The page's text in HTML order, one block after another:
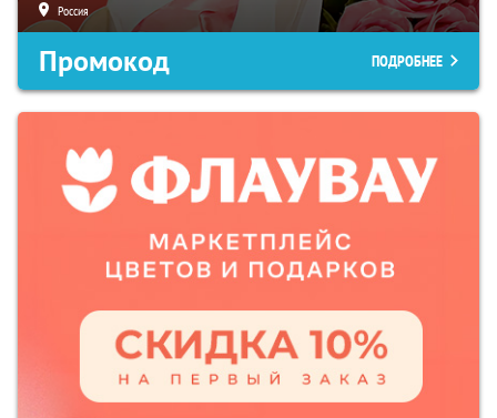
Россия
Промокод ПОДРОБНЕЕ